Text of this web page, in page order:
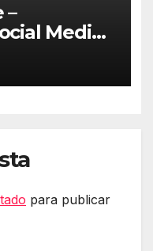
–
Media
en
Inglés”
para publicar